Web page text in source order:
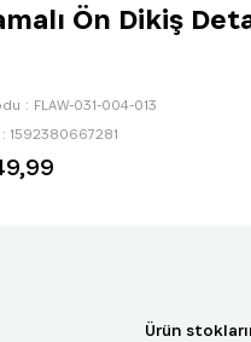
Ön Dikiş
FLAW-031-004-013
: 1592380667281
Ürün